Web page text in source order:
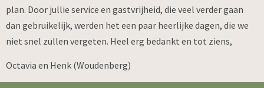
plan. Door jullie service en gastvrijheid, die veel verder gaan
dan gebruikelijk, werden het een paar heerlijke dagen, die we
niet snel zullen vergeten. Heel erg bedankt en tot ziens,
Octavia en Henk (Woudenberg)